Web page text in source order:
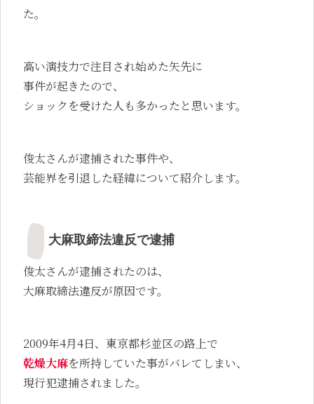
た。
高い演技力で注目され始めた矢先に
事件が起きたので、
ショックを受けた人も多かったと思います。
俊太さんが逮捕された事件や、
芸能界を引退した経緯について紹介します。
大麻取締法違反で逮捕
俊太さんが逮捕されたのは、
大麻取締法違反が原因です。
2009年4月4日、東京都杉並区の路上で
乾燥大麻を所持していた事がバレてしまい、
現行犯逮捕されました。